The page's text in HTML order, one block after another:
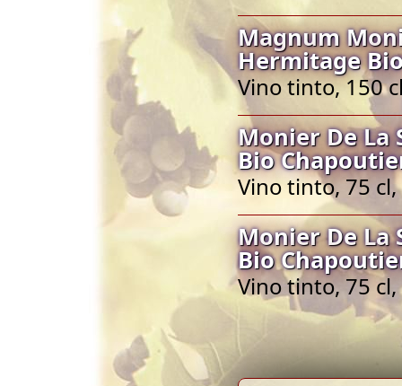
Magnum
Hermitage
Vino tinto, 150
Monier De La
Bio
Vino tinto, 75
Monier De La
Bio
Vino tinto, 75